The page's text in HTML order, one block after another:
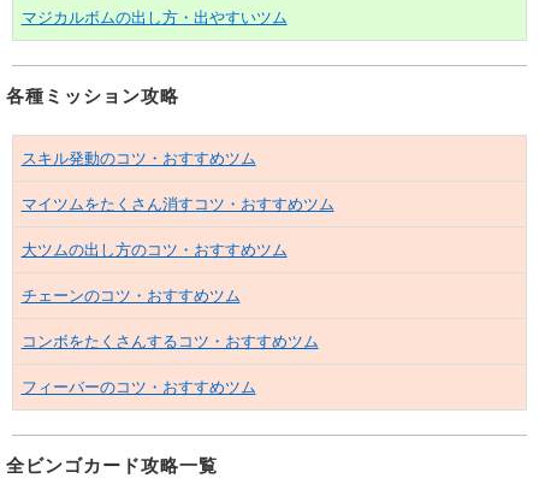
マジカルボムの出し方・出やすいツム
各種ミッション攻略
スキル発動のコツ・おすすめツム
マイツムをたくさん消すコツ・おすすめツム
大ツムの出し方のコツ・おすすめツム
チェーンのコツ・おすすめツム
コンボをたくさんするコツ・おすすめツム
フィーバーのコツ・おすすめツム
全ビンゴカード攻略一覧